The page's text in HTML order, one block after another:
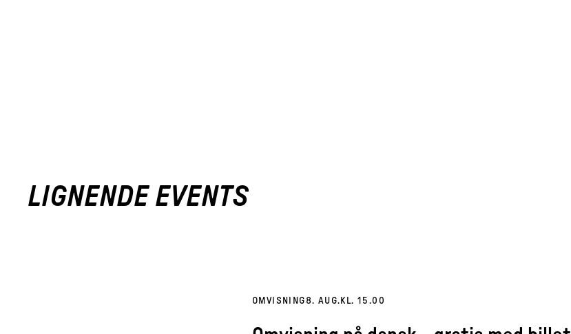
LIGNENDE EVENTS
OMVISNING 8. AUG. KL. 15.00